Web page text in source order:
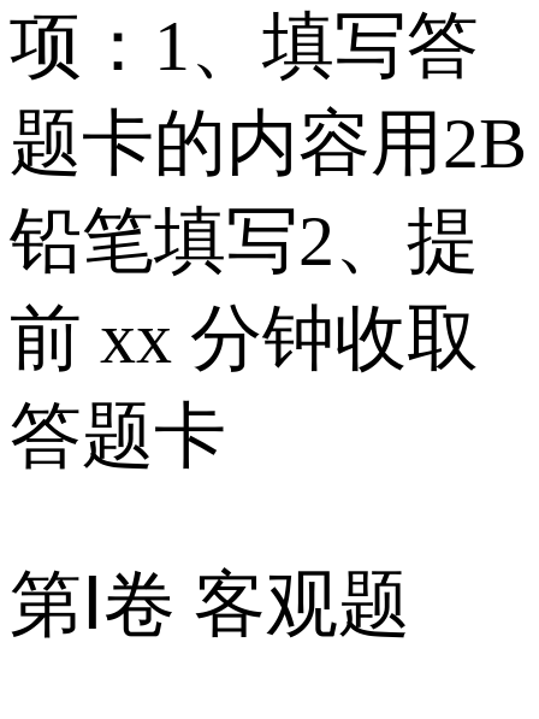
项： 1、填写答
题卡的内容用2B
铅笔填写2、提
前 xx 分钟收取
答题卡
第Ⅰ卷 客观题